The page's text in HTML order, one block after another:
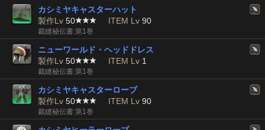
カシミヤキャスターハット
製作Lv 50 ITEM Lv 90
裁縫秘伝書:第1巻
ニューワールド・ヘッドドレス
製作Lv 50 ITEM Lv 1
裁縫秘伝書:第1巻
カシミヤキャスターローブ
製作Lv 50 ITEM Lv 90
裁縫秘伝書:第1巻